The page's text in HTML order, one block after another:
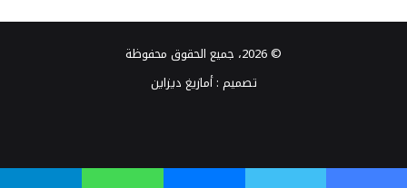
© 2026، جميع الحقوق محفوظة
تصميم :أمازيغ ديزاين